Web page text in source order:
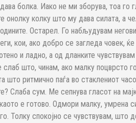
болка. Иако не ми зборува, тоа го
онолку колку што му дава силата, а
Остарел. Го набљудувам
кои, ако добро се загледа човек,
и ладно, а од дланките
слаб што, чинам, ако малку поцврсто
што ритмично паѓа во стаклениот
Слаба сум. Ме сепнува гласот на
е готово. Одмори малку, умрена
Толку спокојно се чувствувам, што